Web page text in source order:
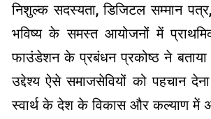
निशुल्क सदस्यता, डिजिटल सम्मान
भविष्य के समस्त आयोजनों में
फाउंडेशन के प्रबंधन प्रकोष्ठ ने बताया
उद्देश्य ऐसे समाजसेवियों को पहचान
स्वार्थ के देश के विकास और कल्याण में